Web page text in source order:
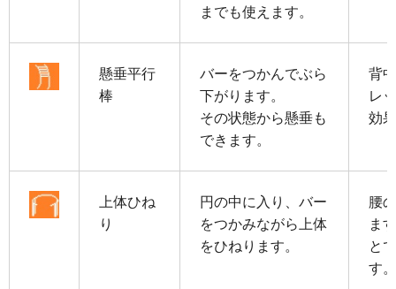
までも使えます。
懸垂平行
棒
バーをつかんでぶら
下がります。
その状態から懸垂も
できます。
背
レ
効
上体ひね
り
円の中に入り、バー
をつかみながら上体
をひねります。
腰
ま
と
す。